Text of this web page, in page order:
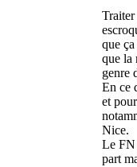
que
que la
genre
En ce
et
Nice.
Le FN
part